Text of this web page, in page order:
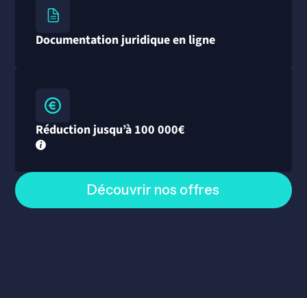
Documentation juridique en ligne
Réduction jusqu’à 100 000€
Découvrir nos offres